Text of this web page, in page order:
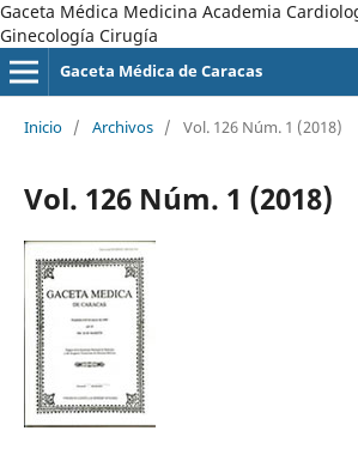
Gaceta Médica Medicina Academia
Ginecología Cirugía
Gaceta Médica de Caracas
Inicio / Archivos / Vol. 126 Núm. 1 (2018)
Vol. 126 Núm. 1 (2018)